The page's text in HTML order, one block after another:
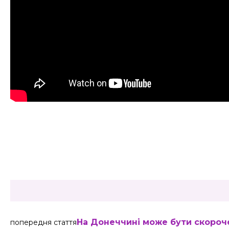
попередня статтяНа Донеччині може бути